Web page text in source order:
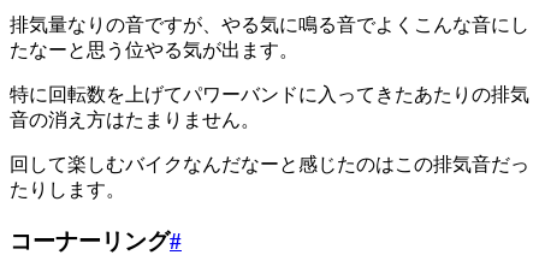
排気量なりの音ですが、やる気に鳴る音でよくこんな音にし
たなーと思う位やる気が出ます。
特に回転数を上げてパワーバンドに入ってきたあたりの排気
音の消え方はたまりません。
回して楽しむバイクなんだなーと感じたのはこの排気音だっ
たりします。
コーナーリング#